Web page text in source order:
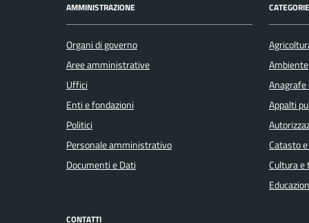
AMMINISTRAZIONE
Organi di governo
Aree amministrative
Uffici
Enti e fondazioni
Politici
Personale amministrativo
Documenti e Dati
Ambiente
Appalti
Catasto
Cultura e
CONTATTI